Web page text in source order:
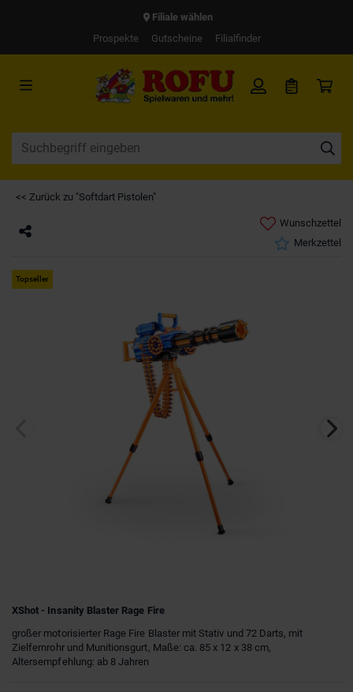
Filiale wählen
Prospekte
Gutscheine Filialfinder
<< Zurück zu "Softdart Pistolen"
Wunschzettel
Merkzettel
Topseller
XShot - Insanity Blaster Rage Fire
großer motorisierter Rage Fire Blaster mit Stativ und 72 Darts, mit
Zielfernrohr und Munitionsgurt, Maße: ca. 85 x 12 x 38 cm,
Altersempfehlung: ab 8 Jahren